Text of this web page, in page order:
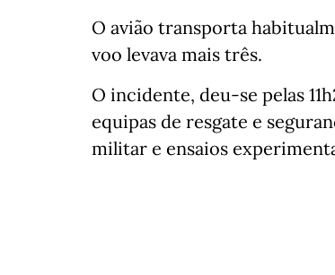
O avião transporta
voo levava mais três.
O incidente, deu-se pelas
equipas de resgate e
militar e ensaios